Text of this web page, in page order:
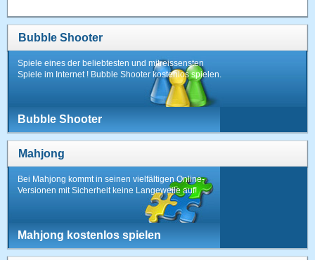
Bubble Shooter
Spiele eines der beliebtesten und mitreissensten
Spiele im Internet ! Bubble Shooter kostenlos spielen.
Bubble Shooter
Mahjong
Bei Mahjong kommt in seinen vielfältigen Online-
Versionen mit Sicherheit keine Langeweile auf!
Mahjong kostenlos spielen